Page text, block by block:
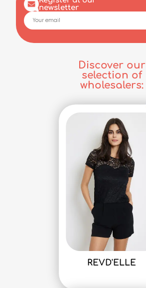
newsletter
Discover our
selection of
wholesalers:
REVD'ELLE